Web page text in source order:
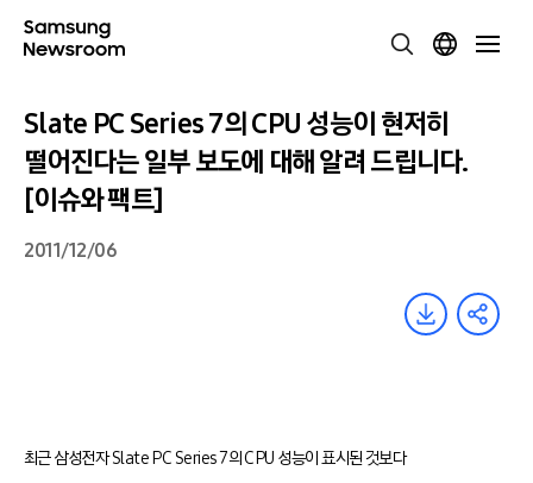
Slate PC Series 7의 CPU 성능이 현저히
떨어진다는 일부 보도에 대해 알려 드립니다.
[이슈와 팩트]
2011/12/06
최근 삼성전자 Slate PC Series 7의 CPU 성능이 표시된 것보다